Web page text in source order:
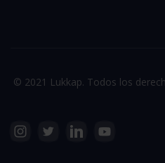
© 2021 Lukkap. Todos los